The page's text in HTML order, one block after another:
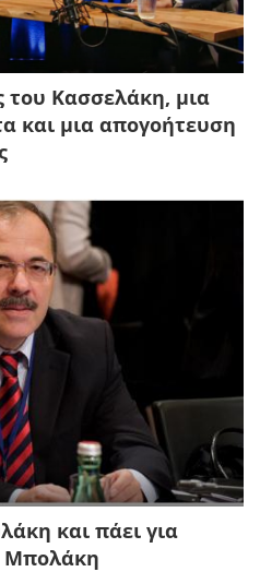
του Κασσελάκη, μια
και μια απογοήτευση
και πάει για
Μπολάκη